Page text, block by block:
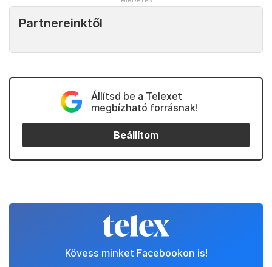
Partnereinktől
Állítsd be a Telexet
megbízható forrásnak!
Beállítom
Kövess minket Facebookon is!